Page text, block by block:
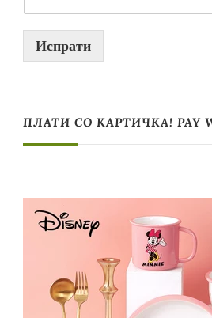
Испрати
ПЛАТИ СО КАРТИЧКА! PAY